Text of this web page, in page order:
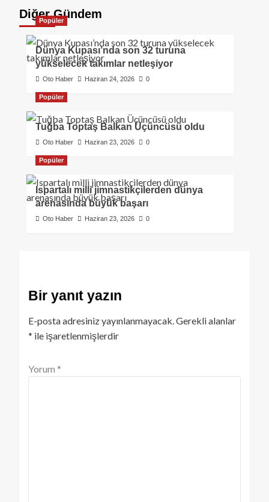
Diğer Gündem
Popüler
Dünya Kupası’nda son 32 turuna
yükselecek takımlar netleşiyor
Oto Haber Haziran 24, 2026 0
Popüler
Tuğba Toptaş Balkan Üçüncüsü oldu
Oto Haber Haziran 23, 2026 0
Popüler
Ispartalı milli jimnastikçilerden dünya
arenasında büyük başarı
Oto Haber Haziran 23, 2026 0
Bir yanıt yazın
E-posta adresiniz yayınlanmayacak.Gerekli alanlar
* ile işaretlenmişlerdir
Yorum *